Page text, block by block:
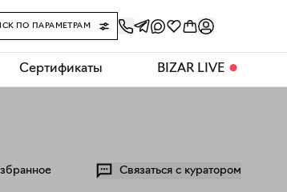
ПО ПАРАМЕТРАМ
Сертификаты BIZAR LIVE ⬤
Связаться с куратором